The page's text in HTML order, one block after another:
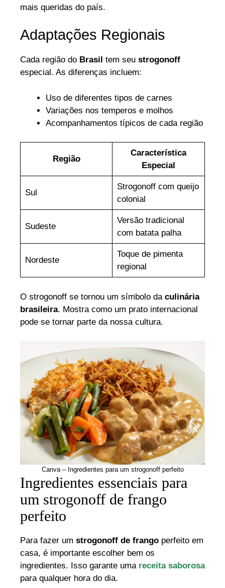
mais queridas do país.
Adaptações Regionais
Cada região do Brasil tem seu strogonoff
especial. As diferenças incluem:
Uso de diferentes tipos de carnes
Variações nos temperos e molhos
Acompanhamentos típicos de cada região
Região
Característica
Especial
Sul
Strogonoff com queijo
colonial
Sudeste
Versão tradicional
com batata palha
Nordeste
Toque de pimenta
regional
O strogonoff se tornou um símbolo da culinária
brasileira. Mostra como um prato internacional
pode se tornar parte da nossa cultura.
Canva – Ingredientes para um strogonoff perfeito
Ingredientes essenciais para
um strogonoff de frango
perfeito
Para fazer um strogonoff de frango perfeito em
casa, é importante escolher bem os
ingredientes. Isso garante uma receita saborosa
para qualquer hora do dia.